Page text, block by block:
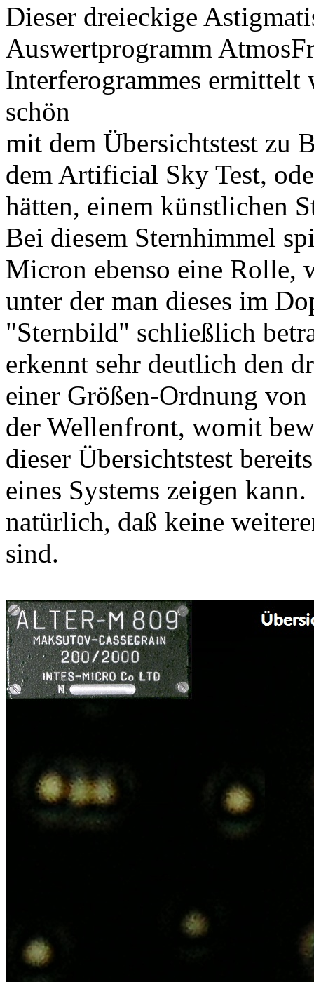
Dieser dreieckige
Auswertprogramm
Interferogrammes ermittelt
schön
mit dem Übersichtstest zu
dem Artificial Sky Test,
hätten, einem künstlichen
Bei diesem Sternhimmel
Micron ebenso eine Rolle,
unter der man dieses im
"Sternbild" schließlich
erkennt sehr deutlich den
einer Größen-Ordnung
der Wellenfront, womit
dieser Übersichtstest
eines Systems zeigen
natürlich, daß keine
sind.